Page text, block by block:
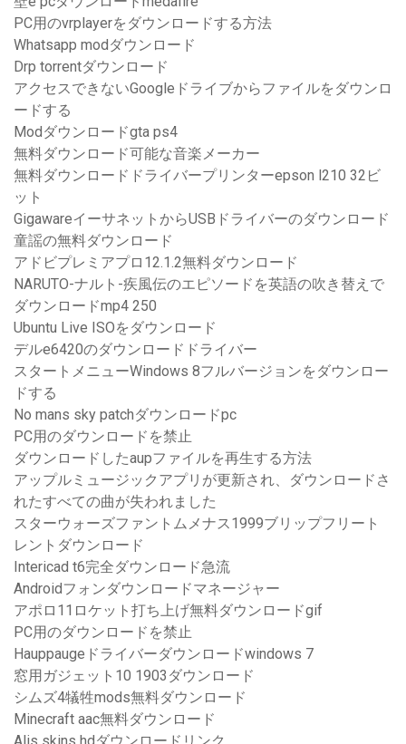
PC用のvrplayerをダウンロードする方法
Whatsapp modダウンロード
Drp torrentダウンロード
アクセスできないGoogleドライブからファイルをダウンロ
ードする
Modダウンロードgta ps4
無料ダウンロード可能な音楽メーカー
無料ダウンロードドライバープリンターepson l210 32ビ
ット
GigawareイーサネットからUSBドライバーのダウンロード
童謡の無料ダウンロード
アドビプレミアプロ12.1.2無料ダウンロード
NARUTO-ナルト-疾風伝のエピソードを英語の吹き替えで
ダウンロードmp4 250
Ubuntu Live ISOをダウンロード
デルe6420のダウンロードドライバー
スタートメニューWindows 8フルバージョンをダウンロー
ドする
No mans sky patchダウンロードpc
PC用のダウンロードを禁止
ダウンロードしたaupファイルを再生する方法
アップルミュージックアプリが更新され、ダウンロードさ
れたすべての曲が失われました
スターウォーズファントムメナス1999ブリップフリート
レントダウンロード
Intericad t6完全ダウンロード急流
Androidフォンダウンロードマネージャー
アポロ11ロケット打ち上げ無料ダウンロードgif
PC用のダウンロードを禁止
Hauppaugeドライバーダウンロードwindows 7
窓用ガジェット10 1903ダウンロード
シムズ4犠牲mods無料ダウンロード
Minecraft aac無料ダウンロード